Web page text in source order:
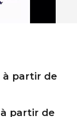
à partir de
à partir de